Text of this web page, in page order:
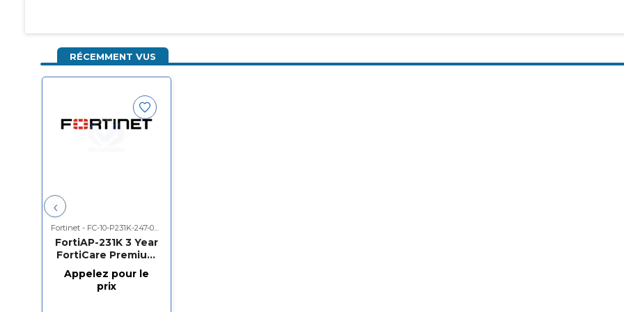
RÉCEMMENT VUS
‹
Fortinet - FC-10-P231K-247-02-36
FortiAP-231K 3 Year
FortiCare Premium
Support
Appelez pour le
prix